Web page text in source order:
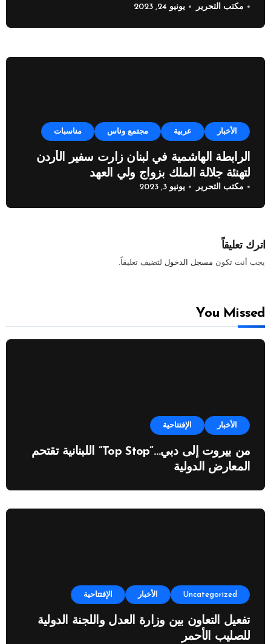
مكتب التحرير يونيو 24, 2023
الأخبار عربية مجتمع وناس مناسبات
الرابطة الهاشمية في لبنان زارت سفير الأردن
لتهنئة جلالة الملك بزواج ولي العهد
مكتب التحرير يونيو 3, 2023
اترك تعليقاً
يجب أنت تكون مسجل الدخول لتضيف تعليقاً.
You Missed
الأخبار الإفتتاحية
من بيروت إلى دبي…”Top Stop” اللبنانية تقتحم
المعارض الدولية
Uncategorized الأخبار الإفتتاحية
تفعيل التعاون بين وزارة العدل واللجنة الدولية
للصليب الأحمر